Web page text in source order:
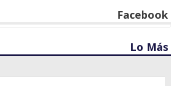
Facebook
Lo Más